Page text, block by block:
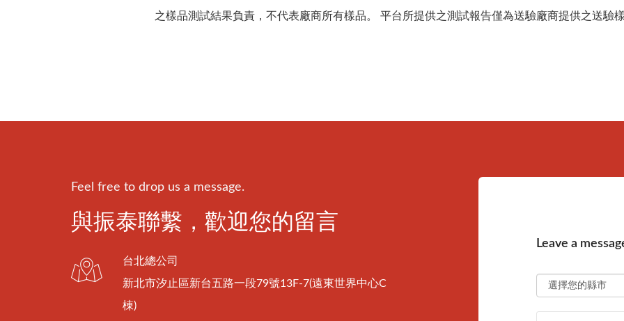
之樣品測試結果負責，不代表廠商所有樣品。 平台所提供之測試報告僅為送驗廠商提供之送驗
Feel free to drop us a message.
與振泰聯繫，歡迎您的留言
台北總公司
新北市汐止區新台五路一段79號13F-7(遠東世界中心C
棟)
Leave a